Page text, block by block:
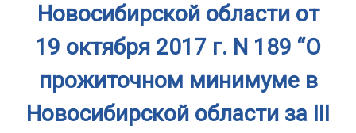
Новосибирской области от
19 октября 2017 г. N 189 “О
прожиточном минимуме в
Новосибирской области за III